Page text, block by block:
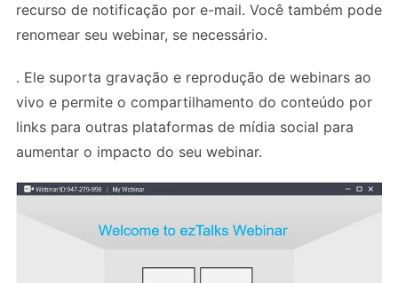
recurso de notificação por e-mail. Você também pode
renomear seu webinar, se necessário.
. Ele suporta gravação e reprodução de webinars ao
vivo e permite o compartilhamento do conteúdo por
links para outras plataformas de mídia social para
aumentar o impacto do seu webinar.